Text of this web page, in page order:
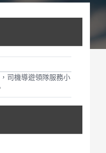
司機導遊領隊服務小